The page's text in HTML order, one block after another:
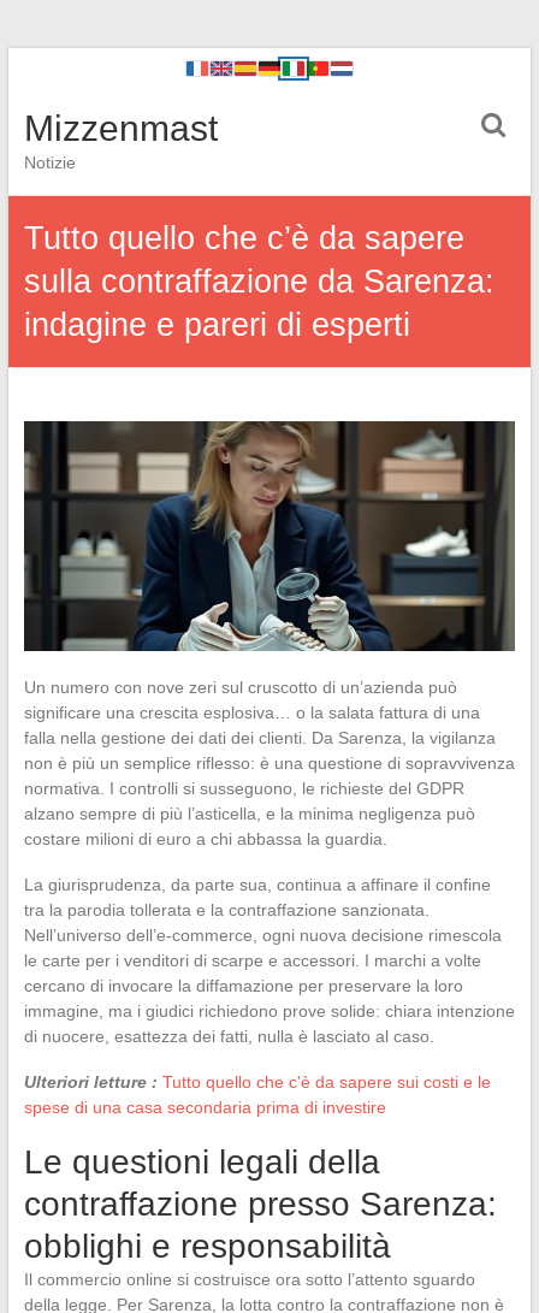
Mizzenmast
Notizie
Tutto quello che c’è da sapere
sulla contraffazione da Sarenza:
indagine e pareri di esperti
Un numero con nove zeri sul cruscotto di un’azienda può
significare una crescita esplosiva… o la salata fattura di una
falla nella gestione dei dati dei clienti. Da Sarenza, la vigilanza
non è più un semplice riflesso: è una questione di sopravvivenza
normativa. I controlli si susseguono, le richieste del GDPR
alzano sempre di più l’asticella, e la minima negligenza può
costare milioni di euro a chi abbassa la guardia.
La giurisprudenza, da parte sua, continua a affinare il confine
tra la parodia tollerata e la contraffazione sanzionata.
Nell’universo dell’e-commerce, ogni nuova decisione rimescola
le carte per i venditori di scarpe e accessori. I marchi a volte
cercano di invocare la diffamazione per preservare la loro
immagine, ma i giudici richiedono prove solide: chiara intenzione
di nuocere, esattezza dei fatti, nulla è lasciato al caso.
Ulteriori letture : Tutto quello che c'è da sapere sui costi e le
spese di una casa secondaria prima di investire
Le questioni legali della
contraffazione presso Sarenza:
obblighi e responsabilità
Il commercio online si costruisce ora sotto l’attento sguardo
della legge. Per Sarenza, la lotta contro la contraffazione non è